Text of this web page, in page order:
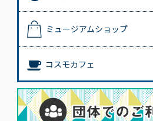
ミュージアムショップ
コスモカフェ